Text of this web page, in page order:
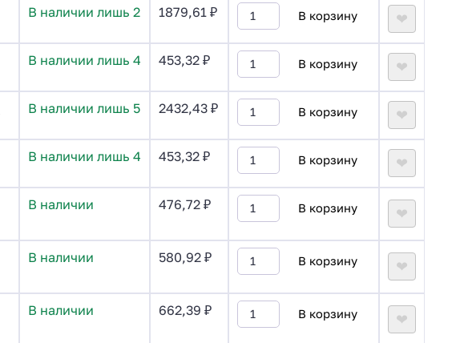
В наличии лишь 2 1879,61 ₽ В корзину ❤
В наличии лишь 4 453,32 ₽ В корзину ❤
В наличии лишь 5 2432,43 ₽ В корзину ❤
В наличии лишь 4 453,32 ₽ В корзину ❤
В наличии 476,72 ₽ В корзину ❤
В наличии 580,92 ₽ В корзину ❤
В наличии 662,39 ₽ В корзину ❤